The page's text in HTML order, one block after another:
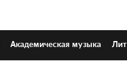
Академическая музыка